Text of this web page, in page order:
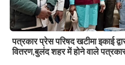
पत्रकार प्रेस परिषद खटीमा इकाई
वितरण,बुलंद शहर में होने वाले